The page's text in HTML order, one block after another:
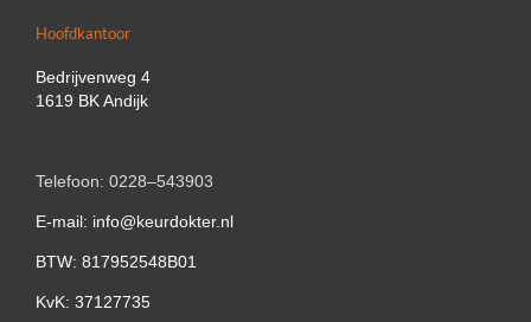
Hoofdkantoor
Bedrijvenweg 4
1619 BK Andijk
Telefoon: 0228–543903
E-mail: info@keurdokter.nl
BTW: 817952548B01
KvK: 37127735